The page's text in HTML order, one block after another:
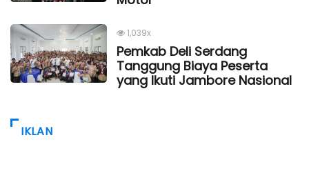
1,039x
Pemkab Deli Serdang
Tanggung Biaya Peserta
yang Ikuti Jambore Nasional
IKLAN